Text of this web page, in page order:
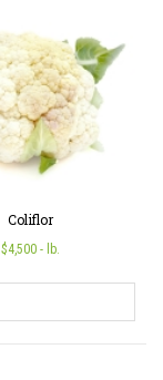
Coliflor
$4,500 - lb.